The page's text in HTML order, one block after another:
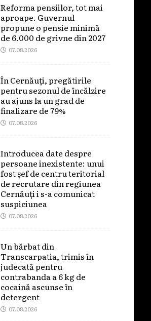
Reforma pensiilor, tot mai
aproape. Guvernul
propune o pensie minimă
de 6.000 de grivne din 2027
07.08.2026
În Cernăuți, pregătirile
pentru sezonul de încălzire
au ajuns la un grad de
finalizare de 79%
07.08.2026
Introducea date despre
persoane inexistente: unui
fost șef de centru teritorial
de recrutare din regiunea
Cernăuți i s-a comunicat
suspiciunea
07.08.2026
Un bărbat din
Transcarpatia, trimis în
judecată pentru
contrabanda a 6 kg de
cocaină ascunse în
detergent
07.08.2026